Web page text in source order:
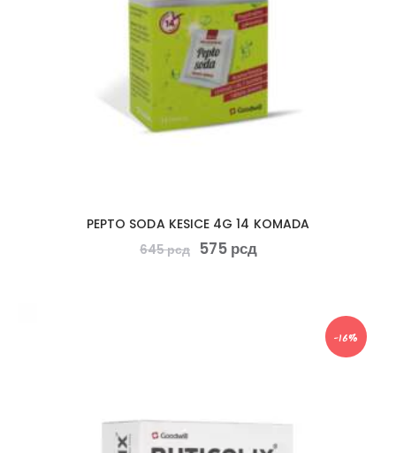
PEPTO SODA KESICE 4G 14 KOMADA
645рсд 575 рсд
-16%